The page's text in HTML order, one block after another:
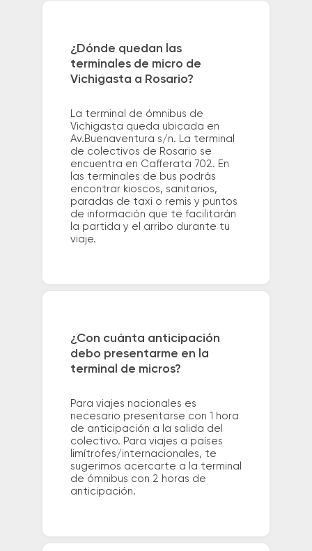
¿Dónde quedan las
terminales de micro de
Vichigasta a Rosario?
La terminal de ómnibus de
Vichigasta queda ubicada en
Av.Buenaventura s/n. La terminal
de colectivos de Rosario se
encuentra en Cafferata 702. En
las terminales de bus podrás
encontrar kioscos, sanitarios,
paradas de taxi o remis y puntos
de información que te facilitarán
la partida y el arribo durante tu
viaje.
¿Con cuánta anticipación
debo presentarme en la
terminal de micros?
Para viajes nacionales es
necesario presentarse con 1 hora
de anticipación a la salida del
colectivo. Para viajes a países
limítrofes/internacionales, te
sugerimos acercarte a la terminal
de ómnibus con 2 horas de
anticipación.